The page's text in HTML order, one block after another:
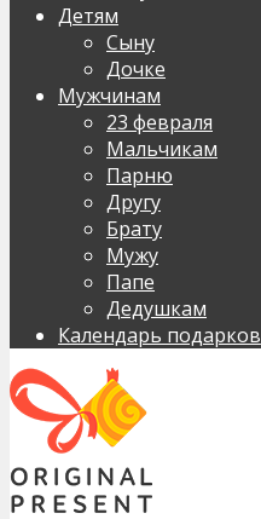
Детям
Сыну
Дочке
Мужчинам
23 февраля
Мальчикам
Парню
Другу
Брату
Мужу
Папе
Дедушкам
Календарь подарков